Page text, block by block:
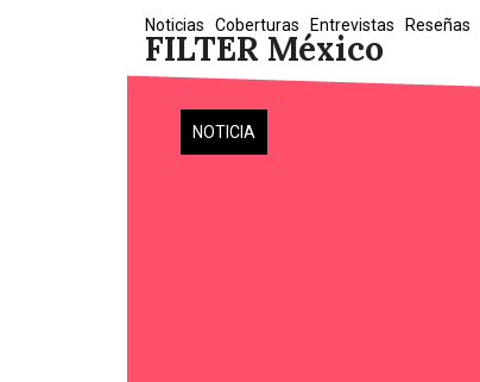
FILTER México
Noticias Coberturas Entrevistas Reseñas
NOTICIA